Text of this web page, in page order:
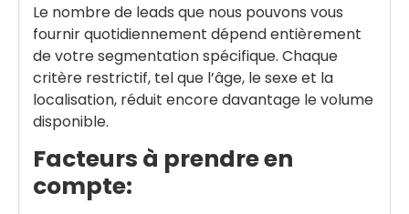
Le nombre de leads que nous pouvons vous
fournir quotidiennement dépend entièrement
de votre segmentation spécifique. Chaque
critère restrictif, tel que l’âge, le sexe et la
localisation, réduit encore davantage le volume
disponible.
Facteurs à prendre en
compte: